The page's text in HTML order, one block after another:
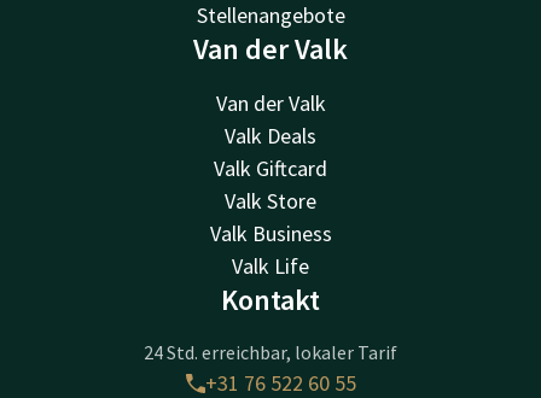
Stellenangebote
Van der Valk
Van der Valk
Valk Deals
Valk Giftcard
Valk Store
Valk Business
Valk Life
Kontakt
24 Std. erreichbar, lokaler Tarif
+31 76 522 60 55